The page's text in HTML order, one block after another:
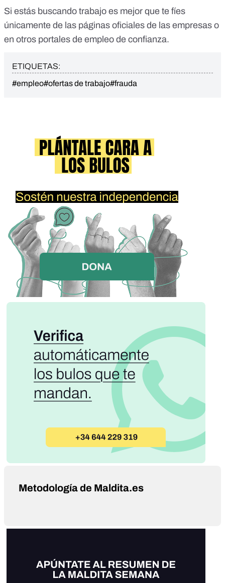
Si estás buscando trabajo es mejor que te fíes
únicamente de las páginas oficiales de las empresas o
en otros portales de empleo de confianza.
ETIQUETAS:
#empleo#ofertas de trabajo#frauda
Metodología de Maldita.es